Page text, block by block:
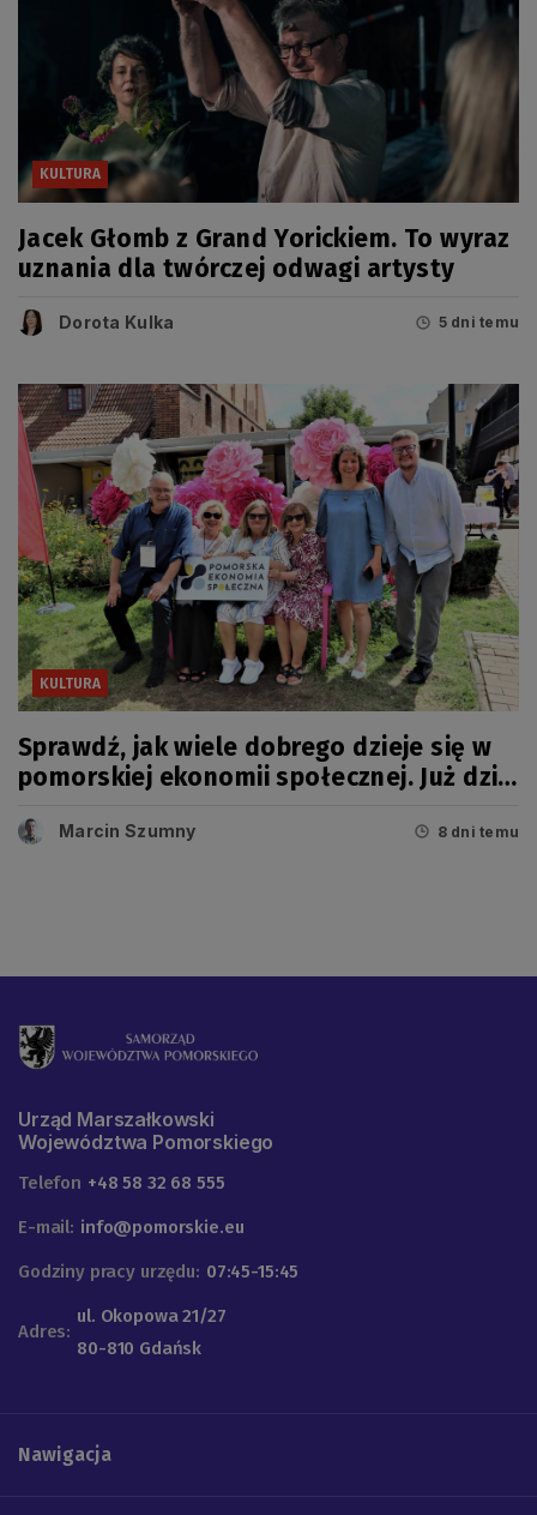
KULTURA
Jacek Głomb z Grand Yorickiem. To wyraz
uznania dla twórczej odwagi artysty
Dorota Kulka 5 dni temu
KULTURA
Sprawdź, jak wiele dobrego dzieje się w
pomorskiej ekonomii społecznej. Już dziś
Marcin Szumny 8 dni temu
Urząd Marszałkowski
Województwa Pomorskiego
Telefon +48 58 32 68 555
E-mail: info@pomorskie.eu
Godziny pracy urzędu: 07:45-15:45
Adres:
ul. Okopowa 21/27
80-810 Gdańsk
Nawigacja